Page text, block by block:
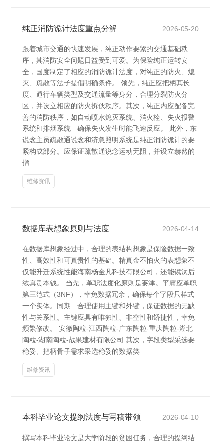
纯正消防诡计法度重点分解 2026-05-20
跟着城市交通的快速发展，纯正动作要紧的交通基础秩
序，其消防安全问题日益受到可爱。为保险纯正运转安
全，国度制定了相应的消防诡计法度，对纯正的防火、熄
灭、疏散等法子提倡明确条件。 领先，纯正应把柄其长
度、通行车辆类型及交通流量等身分，合理分裂防火分
区，并设立相应的防火拆伙秩序。其次，纯正内应配备完
善的消防秩序，如自动喷水熄灭系统、消火栓、失火报警
系统和排烟系统，确保失火发生时能飞速反应。 此外，东
说念主员疏散通说念和济急照明系统是纯正消防诡计的要
紧构成部分。应保证疏散通说念运动无阻，并设立赫然的
指
维修资讯
数据库表想象原则与法度 2026-04-14
在数据库想象经过中，合理的表结构想象是保险数据一致
性、高效性和可真贵性的基础。精真金不怕火的表想象不
仅能升迁系统性能海南杨金凡科技有限公司，还能镌汰后
续真贵本钱。 当先，革职法度化原则是要津。平庸应革职
第三范式（3NF），幸免数据冗余，确保每个字段只样式
一个实体。同期，合理使用主键和外键，保证数据的无缺
性与关系性。主键应具有唯独性、非空性和矫捷性，幸免
频繁修改。 安徽陶粒-江西陶粒-广东陶粒-重庆陶粒-湖北
陶粒-湖南陶粒-战果建材有限公司 其次，字段类型采选要
稳妥。把柄骨子需求采选稳妥的数据类
维修资讯
本科毕业论文提纲法度与写稿带领 2026-04-10
撰写本科毕业论文是大学阶段的贫困任务，合理的提纲结